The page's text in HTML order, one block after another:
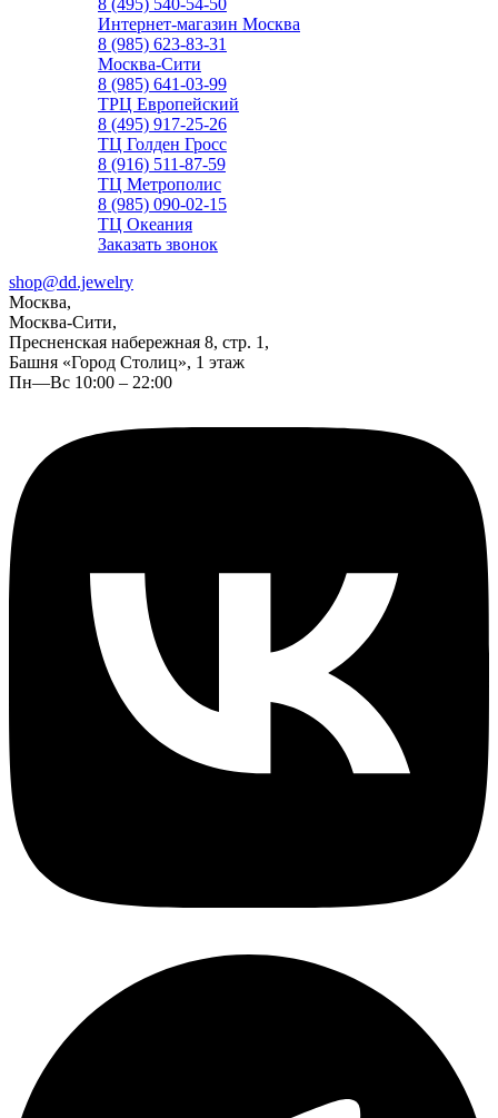
8 (495) 540-54-50
Интернет-магазин Москва
8 (985) 623-83-31
Москва-Сити
8 (985) 641-03-99
ТРЦ Европейский
8 (495) 917-25-26
ТЦ Голден Гросс
8 (916) 511-87-59
ТЦ Метрополис
8 (985) 090-02-15
ТЦ Океания
Заказать звонок
shop@dd.jewelry
Москва,
Москва-Сити,
Пресненская набережная 8, стр. 1,
Башня «Город Столиц», 1 этаж
Пн—Вс 10:00 – 22:00